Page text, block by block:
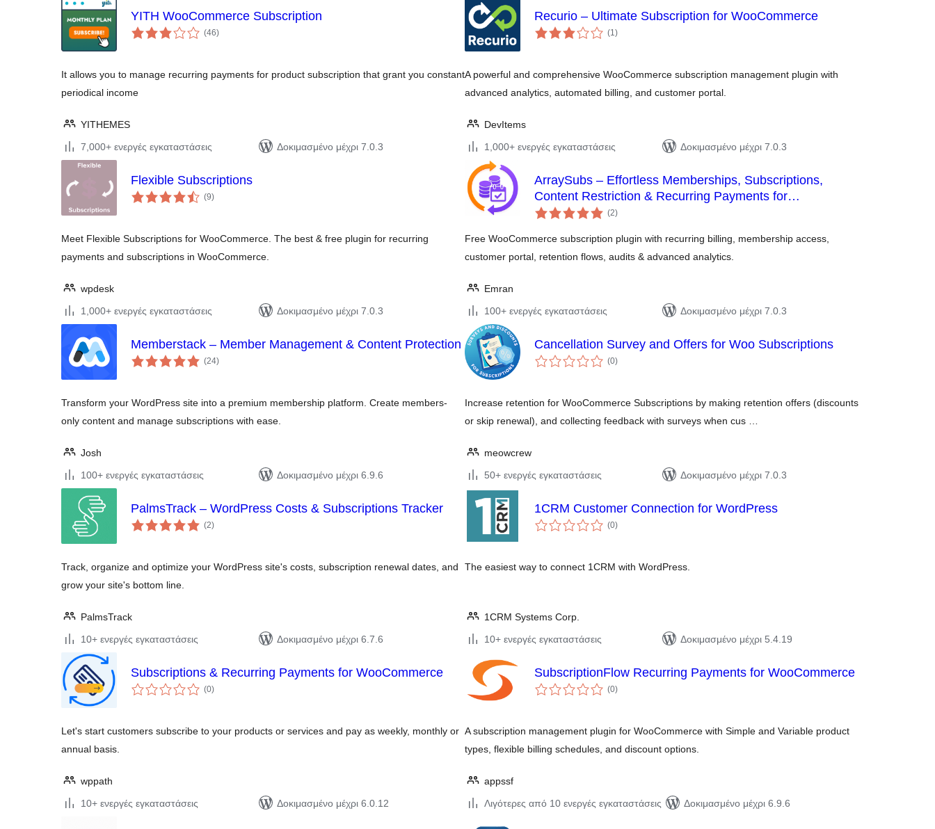
YITH WooCommerce Subscription
(46αξιολογήσεις
σύνολο
)
It allows you to manage recurring payments for product subscription that grant you constant
periodical income
YITHEMES
7,000+ ενεργές εγκαταστάσεις
Δοκιμασμένο μέχρι 7.0.3
Recurio – Ultimate Subscription for WooCommerce
(1αξιολογήσεις
σύνολο
)
A powerful and comprehensive WooCommerce subscription management plugin with
advanced analytics, automated billing, and customer portal.
DevItems
1,000+ ενεργές εγκαταστάσεις
Δοκιμασμένο μέχρι 7.0.3
Flexible Subscriptions
(9αξιολογήσεις
σύνολο
)
Meet Flexible Subscriptions for WooCommerce. The best & free plugin for recurring
payments and subscriptions in WooCommerce.
wpdesk
1,000+ ενεργές εγκαταστάσεις
Δοκιμασμένο μέχρι 7.0.3
ArraySubs – Effortless Memberships, Subscriptions,
Content Restriction & Recurring Payments for
WooCommerce
(2αξιολογήσεις
σύνολο
)
Free WooCommerce subscription plugin with recurring billing, membership access,
customer portal, retention flows, audits & advanced analytics.
Emran
100+ ενεργές εγκαταστάσεις
Δοκιμασμένο μέχρι 7.0.3
Memberstack – Member Management & Content Protection
(24αξιολογήσεις
σύνολο
)
Transform your WordPress site into a premium membership platform. Create members-
only content and manage subscriptions with ease.
Josh
100+ ενεργές εγκαταστάσεις
Δοκιμασμένο μέχρι 6.9.6
Cancellation Survey and Offers for Woo Subscriptions
(0αξιολογήσεις
σύνολο
)
Increase retention for WooCommerce Subscriptions by making retention offers (discounts
or skip renewal), and collecting feedback with surveys when cus …
meowcrew
50+ ενεργές εγκαταστάσεις
Δοκιμασμένο μέχρι 7.0.3
PalmsTrack – WordPress Costs & Subscriptions Tracker
(2αξιολογήσεις
σύνολο
)
Track, organize and optimize your WordPress site's costs, subscription renewal dates, and
grow your site's bottom line.
PalmsTrack
10+ ενεργές εγκαταστάσεις
Δοκιμασμένο μέχρι 6.7.6
1CRM Customer Connection for WordPress
(0αξιολογήσεις
σύνολο
)
The easiest way to connect 1CRM with WordPress.
1CRM Systems Corp.
10+ ενεργές εγκαταστάσεις
Δοκιμασμένο μέχρι 5.4.19
Subscriptions & Recurring Payments for WooCommerce
(0αξιολογήσεις
σύνολο
)
Let's start customers subscribe to your products or services and pay as weekly, monthly or
annual basis.
wppath
10+ ενεργές εγκαταστάσεις
Δοκιμασμένο μέχρι 6.0.12
SubscriptionFlow Recurring Payments for WooCommerce
(0αξιολογήσεις
σύνολο
)
A subscription management plugin for WooCommerce with Simple and Variable product
types, flexible billing schedules, and discount options.
appssf
Λιγότερες από 10 ενεργές εγκαταστάσεις
Δοκιμασμένο μέχρι 6.9.6